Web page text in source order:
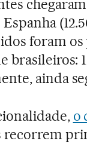
chegaram
foram os
ainda
o
recorrem